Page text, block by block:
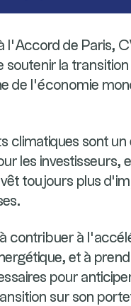
de Paris,
soutenir la transition
de l’économie
climatiques sont un
les investisseurs,
toujours plus
contribuer à
et à
pour
sur son